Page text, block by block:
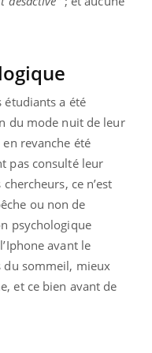
étudiants a été
du mode nuit de leur
revanche été
pas consulté leur
ce n’est
ou non de
psychologique
avant le
du sommeil, mieux
et ce bien avant de